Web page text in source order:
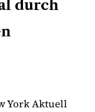
durch
York Aktuell